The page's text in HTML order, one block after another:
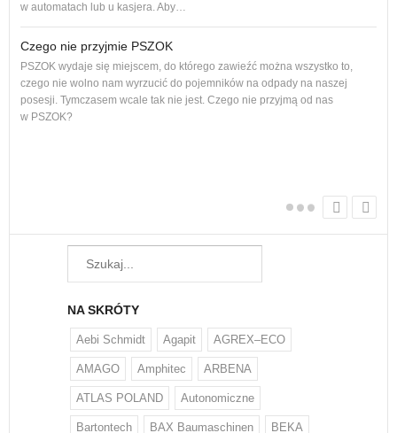
w automatach lub u kasjera. Aby…
Czego nie przyjmie PSZOK
PSZOK wydaje się miejscem, do którego zawieźć można wszystko to,
czego nie wolno nam wyrzucić do pojemników na odpady na naszej
posesji. Tymczasem wcale tak nie jest. Czego nie przyjmą od nas
w PSZOK?
NA SKRÓTY
Aebi Schmidt Agapit AGREX–ECO
AMAGO Amphitec ARBENA
ATLAS POLAND Autonomiczne
Bartontech BAX Baumaschinen BEKA